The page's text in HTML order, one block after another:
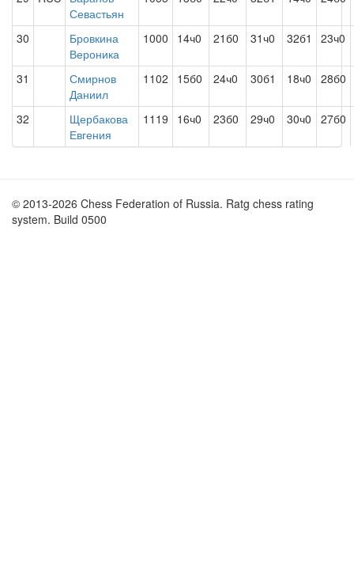
Севастьян
30
Бровкина
Вероника
1000 14ч0 21б0 31ч0 32б1 23ч0
31
Смирнов
Даниил
1102 15б0 24ч0 30б1 18ч0 28б0
32
Щербакова
Евгения
1119 16ч0 23б0 29ч0 30ч0 27б0
© 2013-2026 Chess Federation of Russia. Ratg chess rating
system. Build 0500